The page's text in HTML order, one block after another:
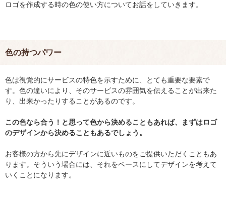
ロゴを作成する時の色の使い方についてお話をしていきます。
色の持つパワー
色は視覚的にサービスの特色を示すために、とても重要な要素で
す。色の違いにより、そのサービスの雰囲気を伝えることが出来た
り、出来かったりすることがあるのです。
この色なら合う！と思って色から決めることもあれば、まずはロゴ
のデザインから決めることもあるでしょう。
お客様の方から先にデザインに近いものをご提供いただくこともあ
ります。そういう場合には、それをベースにしてデザインを考えて
いくことになります。